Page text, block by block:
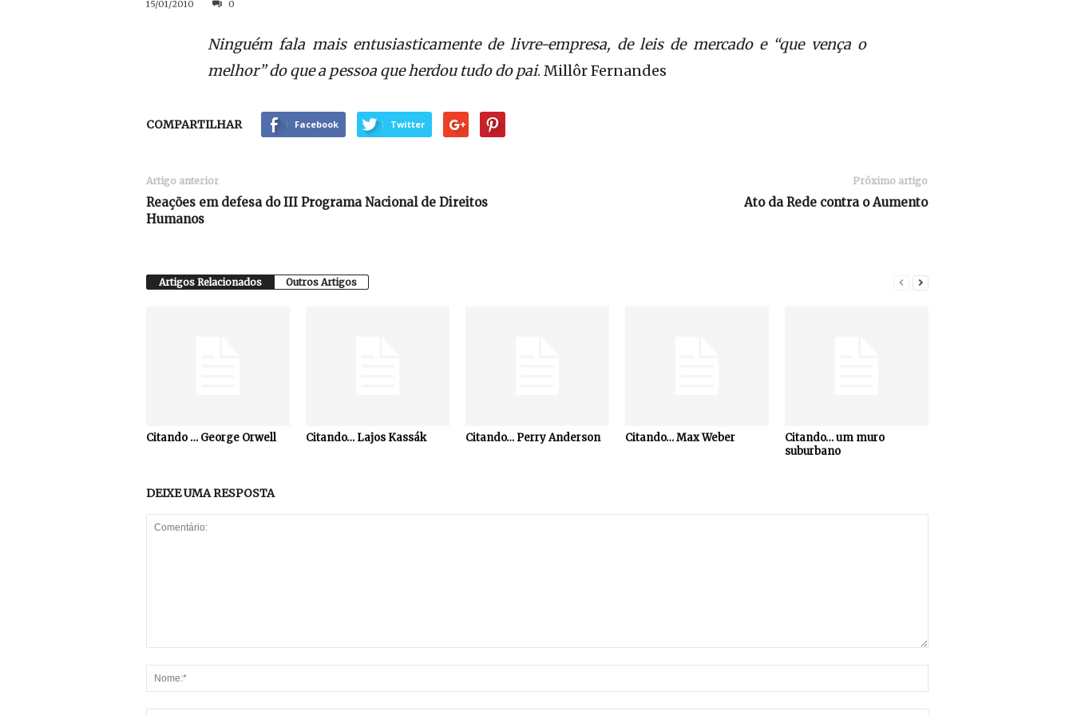
15/01/2010 0
Ninguém fala mais entusiasticamente de livre-empresa, de leis de mercado e “que vença o
melhor” do que a pessoa que herdou tudo do pai. Millôr Fernandes
COMPARTILHAR Facebook Twitter
Artigo anterior
Reações em defesa do III Programa Nacional de Direitos
Humanos
Próximo artigo
Ato da Rede contra o Aumento
Artigos Relacionados Outros Artigos
Citando … George Orwell Citando… Lajos Kassák Citando… Perry Anderson Citando… Max Weber
Citando… um muro
suburbano
DEIXE UMA RESPOSTA